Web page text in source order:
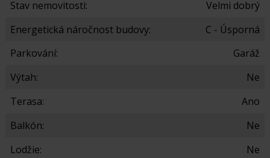
Stav nemovitosti:
Velmi dobrý
Energetická náročnost budovy:
C - Úsporná
Parkování:
Garáž
Výtah:
Ne
Terasa:
Ano
Balkón:
Ne
Lodžie:
Ne